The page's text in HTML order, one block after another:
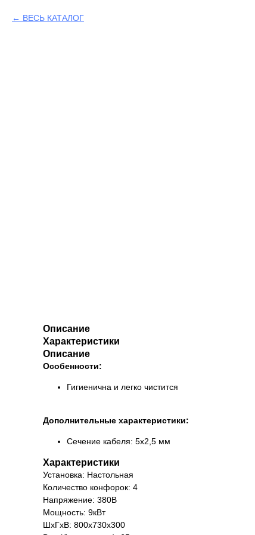
ВЕСЬ КАТАЛОГ
Описание
Характеристики
Описание
Особенности:
Гигиенична и легко чистится
Дополнительные характеристики:
Сечение кабеля: 5х2,5 мм
Характеристики
Установка: Настольная
Количество конфорок: 4
Напряжение: 380В
Мощность: 9кВт
ШхГхВ: 800х730х300